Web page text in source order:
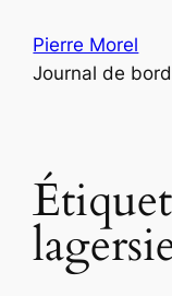
contenu
Pierre Morel
Journal de